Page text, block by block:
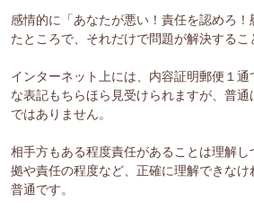
感情的に「あなたが悪い！責任を認めろ！
たところで、それだけで問題が解決するこ
インターネット上には、内容証明郵便１通
な表記もちらほら見受けられますが、普
ではありません。
相手方もある程度責任があることは理解
拠や責任の程度など、正確に理解できな
普通です。